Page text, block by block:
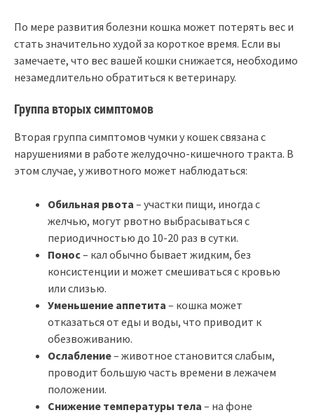
По мере развития болезни кошка может потерять вес и
стать значительно худой за короткое время. Если вы
замечаете, что вес вашей кошки снижается, необходимо
незамедлительно обратиться к ветеринару.
Группа вторых симптомов
Вторая группа симптомов чумки у кошек связана с
нарушениями в работе желудочно-кишечного тракта. В
этом случае, у животного может наблюдаться:
Обильная рвота – участки пищи, иногда с
желчью, могут рвотно выбрасываться с
периодичностью до 10-20 раз в сутки.
Понос– кал обычно бывает жидким, без
консистенции и может смешиваться с кровью
или слизью.
Уменьшение аппетита – кошка может
отказаться от еды и воды, что приводит к
обезвоживанию.
Ослабление– животное становится слабым,
проводит большую часть времени в лежачем
положении.
Снижение температуры тела – на фоне